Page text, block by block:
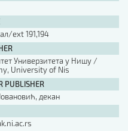
ext 191,194
Универзитета у Нишу /
University of Nis
декан